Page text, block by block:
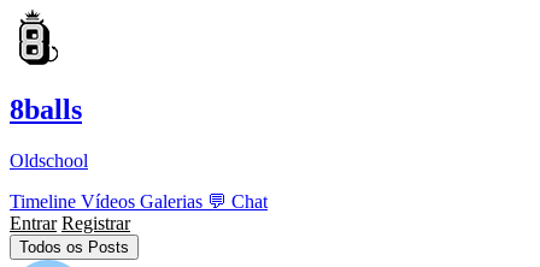
8balls
Oldschool
Timeline Vídeos Galerias 💬 Chat
Entrar Registrar
Todos os Posts